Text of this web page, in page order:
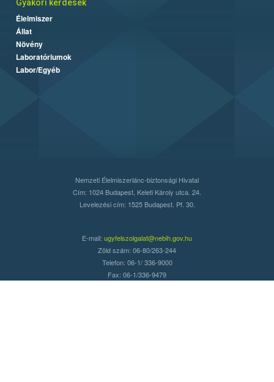
Gyakori kérdések
Élelmiszer
Állat
Növény
Laboratóriumok
Labor/Egyéb
Nemzeti Élelmiszerlánc-biztonsági Hivatal
Cím: 1024 Budapest, Keleti Károly utca. 24.
Levelezési cím: 1525 Budapest. Pf. 30.
E-mail: ugyfelszolgalat@nebih.gov.hu
Zöld szám: 06-80/263-244
Telefon: 06-1/ 336-9000
Fax: 06-1/336-9479